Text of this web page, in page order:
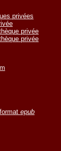
privées
privée
privée
epub